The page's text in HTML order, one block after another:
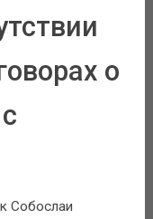
о
Собослаи